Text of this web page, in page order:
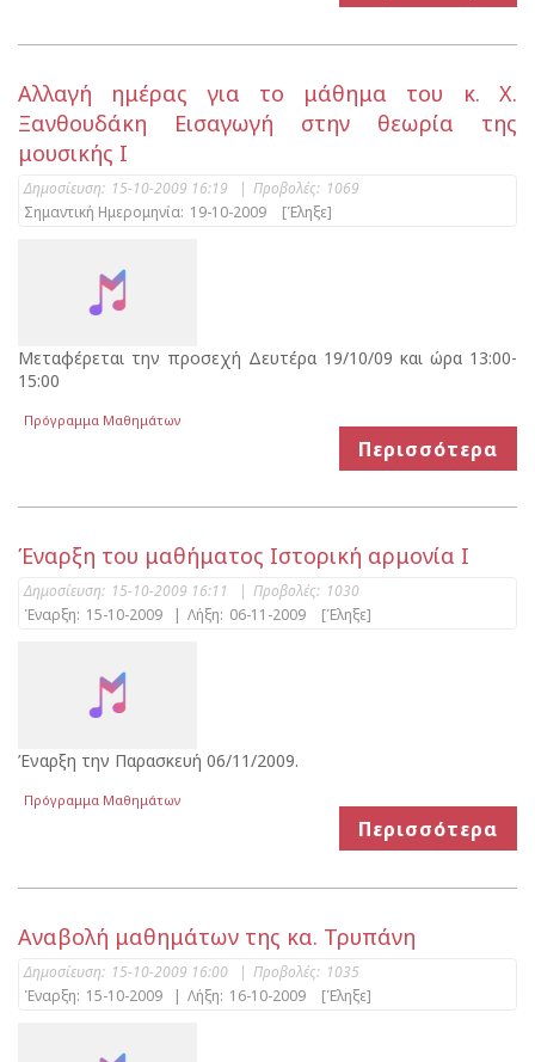
Αλλαγή ημέρας για το μάθημα του κ. Χ.
Ξανθουδάκη Εισαγωγή στην θεωρία της
μουσικής Ι
Δημοσίευση: 15-10-2009 16:19 | Προβολές: 1069
Σημαντική Ημερομηνία: 19-10-2009 [Έληξε]
Μεταφέρεται την προσεχή Δευτέρα 19/10/09 και ώρα 13:00-
15:00
Πρόγραμμα Μαθημάτων
Περισσότερα
Έναρξη του μαθήματος Ιστορική αρμονία Ι
Δημοσίευση: 15-10-2009 16:11 | Προβολές: 1030
Έναρξη: 15-10-2009 | Λήξη: 06-11-2009 [Έληξε]
Έναρξη την Παρασκευή 06/11/2009.
Πρόγραμμα Μαθημάτων
Περισσότερα
Αναβολή μαθημάτων της κα. Τρυπάνη
Δημοσίευση: 15-10-2009 16:00 | Προβολές: 1035
Έναρξη: 15-10-2009 | Λήξη: 16-10-2009 [Έληξε]